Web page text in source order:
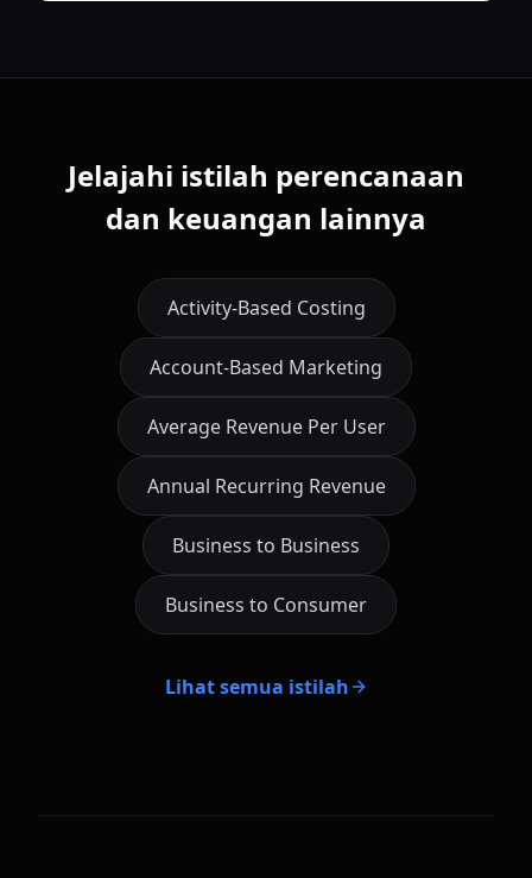
Jelajahi istilah perencanaan
dan keuangan lainnya
Activity-Based Costing
Account-Based Marketing
Average Revenue Per User
Annual Recurring Revenue
Business to Business
Business to Consumer
Lihat semua istilah